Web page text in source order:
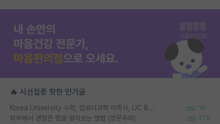
🔥 시선집중 핫한 인기글
Korea University 수학, 컴퓨터과학 이학사, UC Berkeley 산업공학 대학원 공학박사가 되는 것은 쉽지 않겠죠? 10
외부에서 괜찮은 랩을 알아보는 방법 (장문주의) 275